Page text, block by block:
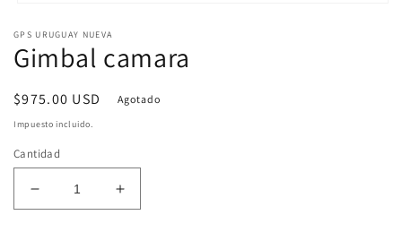
multimedia
1
en
ventana
modal
GPS URUGUAY NUEVA
Gimbal camara
Precio
habitual
$975.00 USD Agotado
Impuesto incluido.
Cantidad
Reducir
cantidad
Aumentar
cantidad